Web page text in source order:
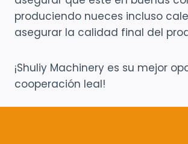
produciendo nueces incluso
asegurar la calidad final del
¡Shuliy Machinery es su mejor
cooperación leal!